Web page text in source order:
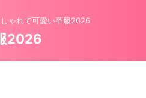
ゃれで可愛い卒服2026
2026